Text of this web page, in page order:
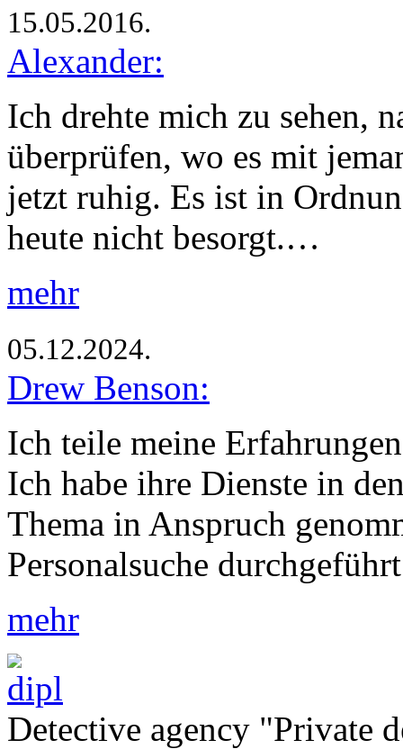
15.05.2016.
Alexander:
Ich drehte mich zu sehen,
überprüfen, wo es mit
jetzt ruhig. Es ist in
heute nicht besorgt.…
mehr
05.12.2024.
Drew Benson:
Ich teile meine
Ich habe ihre Dienste in
Thema in Anspruch
Personalsuche
mehr
Detective agency "Private